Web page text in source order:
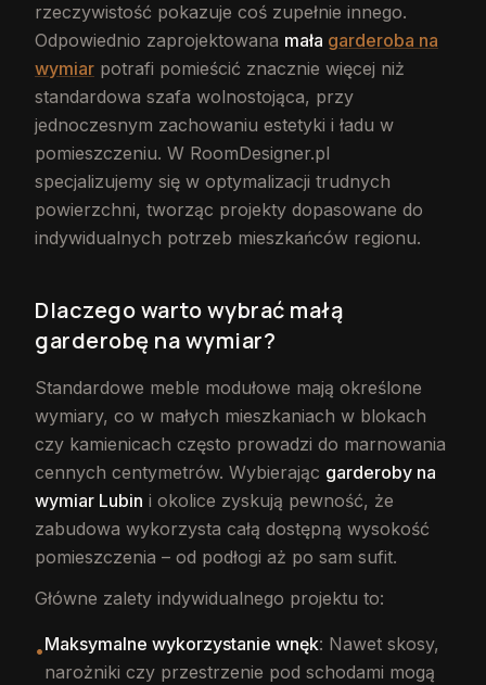
rzeczywistość pokazuje coś zupełnie innego.
Odpowiednio zaprojektowana mała garderoba na
wymiar potrafi pomieścić znacznie więcej niż
standardowa szafa wolnostojąca, przy
jednoczesnym zachowaniu estetyki i ładu w
pomieszczeniu. W RoomDesigner.pl
specjalizujemy się w optymalizacji trudnych
powierzchni, tworząc projekty dopasowane do
indywidualnych potrzeb mieszkańców regionu.
Dlaczego warto wybrać małą
garderobę na wymiar?
Standardowe meble modułowe mają określone
wymiary, co w małych mieszkaniach w blokach
czy kamienicach często prowadzi do marnowania
cennych centymetrów. Wybierając garderoby na
wymiar Lubin i okolice zyskują pewność, że
zabudowa wykorzysta całą dostępną wysokość
pomieszczenia – od podłogi aż po sam sufit.
Główne zalety indywidualnego projektu to:
•Maksymalne wykorzystanie wnęk: Nawet skosy,
narożniki czy przestrzenie pod schodami mogą